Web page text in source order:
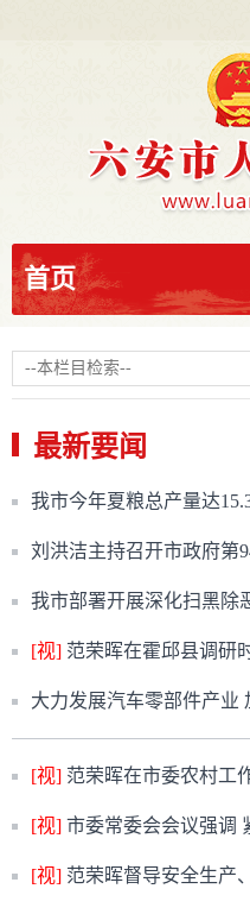
首页
最新要闻
我市今年夏粮总产量达
刘洪洁主持召开市政府第
我市部署开展深化扫黑除
[视] 范荣晖在霍邱县调研时强调 培育壮大龙头企业 做大
[视] 范荣晖在市委农村工作领导小组（扩大）会议上强调 以更大力度更实举
[视] 市委常委会会议强调 紧盯重点领域 加强
[视] 范荣晖督导安全生产、中央环保督察